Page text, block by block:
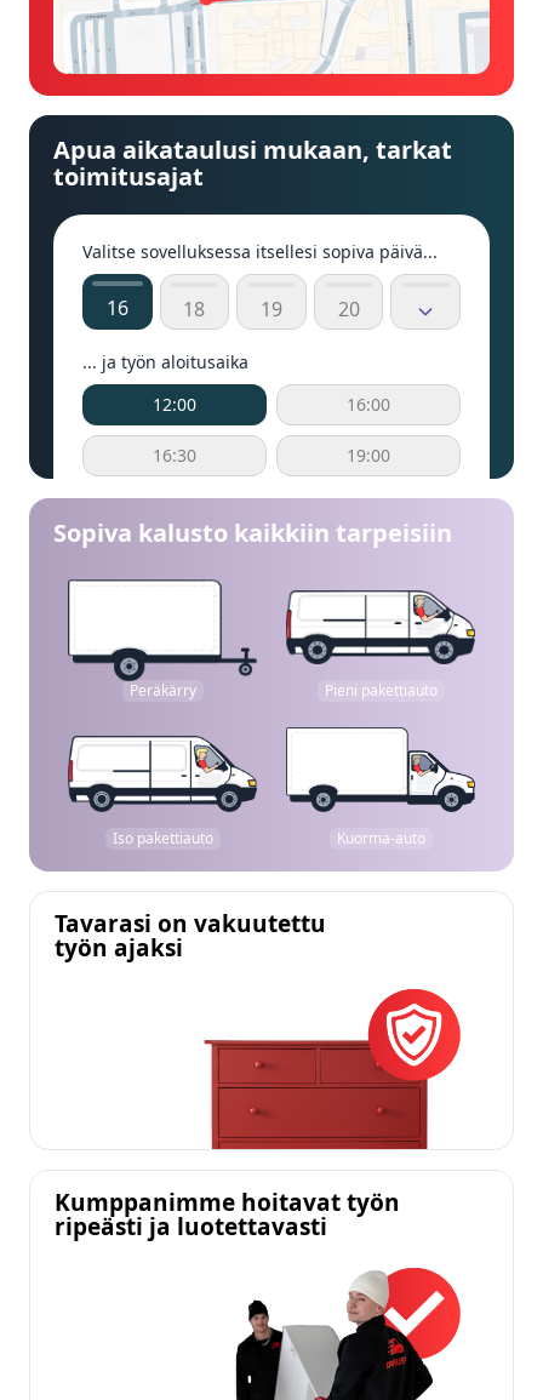
Apua aikataulusi mukaan, tarkat
toimitusajat
Valitse sovelluksessa itsellesi sopiva päivä...
16 18 19 20
... ja työn aloitusaika
12:00
16:00
16:30 19:00
Sopiva kalusto kaikkiin tarpeisiin
Peräkärry Pieni pakettiauto
Iso pakettiauto Kuorma-auto
Tavarasi on vakuutettu
työn ajaksi
Kumppanimme hoitavat työn
ripeästi ja luotettavasti